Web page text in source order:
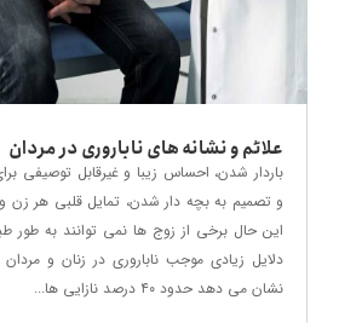
علائم و نشانه های ناباروری در مردان
باردار شدن، احساس زیبا و غیرقابل توصیفی
و تصمیم به بچه دار شدن، تمایل قلبی هر
این حال برخی از زوج ها نمی توانند به طور
دلایل زیادی موجب ناباروری در زنان و
نشان می دهد حدود ۴۰ درصد نازایی ها...